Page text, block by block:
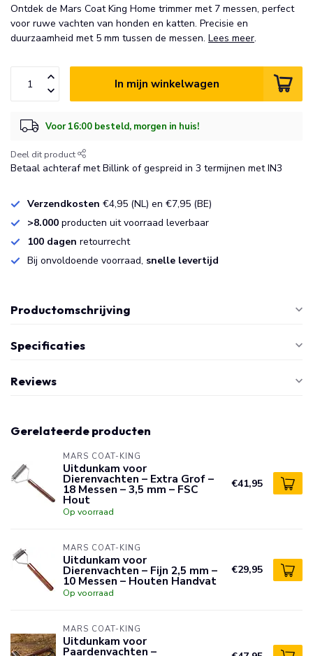
Ontdek de Mars Coat King Home trimmer met 7 messen, perfect
voor ruwe vachten van honden en katten. Precisie en
duurzaamheid met 5 mm tussen de messen. Lees meer.
In mijn winkelwagen
Voor 16:00 besteld, morgen in huis!
Deel dit product
Betaal achteraf met Billink of gespreid in 3 termijnen met IN3
Verzendkosten €4,95 (NL) en €7,95 (BE)
>8.000 producten uit voorraad leverbaar
100 dagen retourrecht
Bij onvoldoende voorraad, snelle levertijd
Productomschrijving
Specificaties
Reviews
Gerelateerde producten
MARS COAT-KING
Uitdunkam voor
Dierenvachten – Extra Grof –
18 Messen – 3,5 mm – FSC
Hout
Op voorraad
€41,95
MARS COAT-KING
Uitdunkam voor
Dierenvachten – Fijn 2,5 mm –
10 Messen – Houten Handvat
Op voorraad
€29,95
MARS COAT-KING
Uitdunkam voor
Paardenvachten –